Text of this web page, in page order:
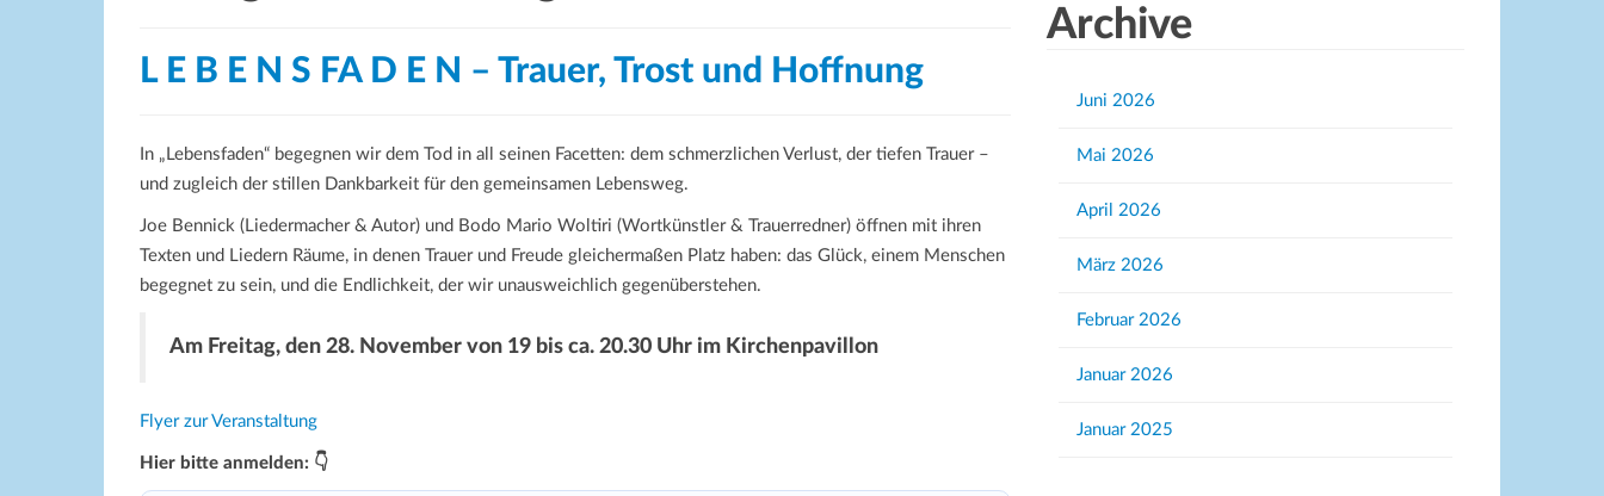
L E B E N S FA D E N – Trauer, Trost und Hoffnung
In „Lebensfaden“ begegnen wir dem Tod in all seinen Facetten: dem schmerzlichen Verlust, der tiefen Trauer –
und zugleich der stillen Dankbarkeit für den gemeinsamen Lebensweg.
Joe Bennick (Liedermacher & Autor) und Bodo Mario Woltiri (Wortkünstler & Trauerredner) öffnen mit ihren
Texten und Liedern Räume, in denen Trauer und Freude gleichermaßen Platz haben: das Glück, einem Menschen
begegnet zu sein, und die Endlichkeit, der wir unausweichlich gegenüberstehen.
Am Freitag, den 28. November von 19 bis ca. 20.30 Uhr im Kirchenpavillon
Flyer zur Veranstaltung
Hier bitte anmelden: 👇
rArchive
Juni 2026
Mai 2026
April 2026
März 2026
Februar 2026
Januar 2026
Januar 2025